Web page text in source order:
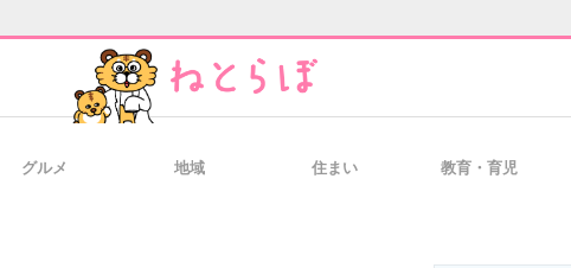
グルメ 地域 住まい 教育・育児